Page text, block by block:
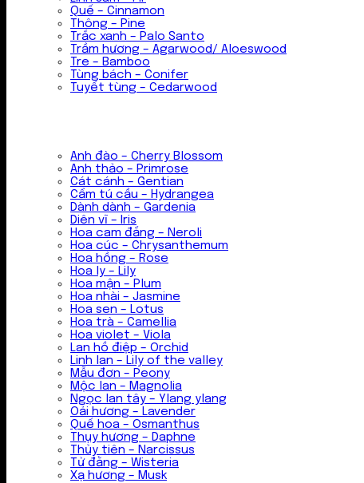
Quế – Cinnamon
Thông – Pine
Trắc xanh – Palo Santo
Trầm hương – Agarwood/ Aloeswood
Tre – Bamboo
Tùng bách – Conifer
Tuyết tùng – Cedarwood
Anh đào – Cherry Blossom
Anh thảo – Primrose
Cát cánh – Gentian
Cẩm tú cầu – Hydrangea
Dành dành – Gardenia
Diên vĩ – Iris
Hoa cam đắng – Neroli
Hoa cúc – Chrysanthemum
Hoa hồng – Rose
Hoa ly – Lily
Hoa mận – Plum
Hoa nhài – Jasmine
Hoa sen – Lotus
Hoa trà – Camellia
Hoa violet – Viola
Lan hồ điệp – Orchid
Linh lan – Lily of the valley
Mẫu đơn – Peony
Mộc lan – Magnolia
Ngọc lan tây – Ylang ylang
Oải hương – Lavender
Quế hoa – Osmanthus
Thụy hương – Daphne
Thủy tiên – Narcissus
Tử đằng – Wisteria
Xạ hương – Musk